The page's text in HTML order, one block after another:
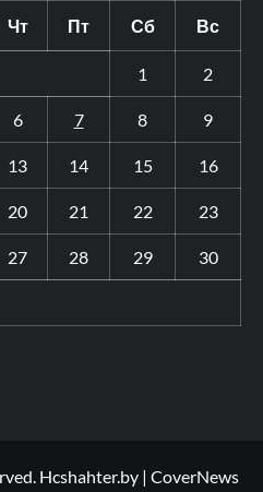
Чт Пт Сб Вс
1 2
6 7 8 9
13 14 15 16
20 21 22 23
27 28 29 30
Hcshahter.by | CoverNews